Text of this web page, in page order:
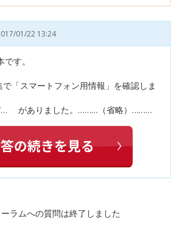
01/22 13:24
す。
で「スマートフォン用情報」を確認しま
… がありました。………（省略）………
ラムへの質問は終了しました